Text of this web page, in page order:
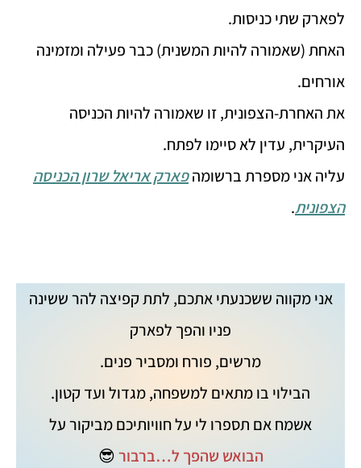
לפארק שתי כניסות.
האחת (שאמורה להיות המשנית) כבר פעילה ומזמינה
אורחים.
את האחרת-הצפונית, זו שאמורה להיות הכניסה
העיקרית, עדין לא סיימו לפתח.
עליה אני מספרת ברשומהפארק אריאל שרון הכניסה
הצפונית.
אני מקווה ששכנעתי אתכם, לתת קפיצה להר ששינה
פניו והפך לפארק
מרשים, פורח ומסביר פנים.
הבילוי בו מתאים למשפחה, מגדול ועד קטון.
אשמח אם תספרו לי על חוויותיכם מביקור על
הבואש שהפך ל…ברבור😎